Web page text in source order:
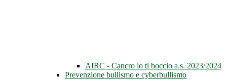
AIRC - Cancro io ti boccio a.s. 2023/2024
Prevenzione bullismo e cyberbullismo